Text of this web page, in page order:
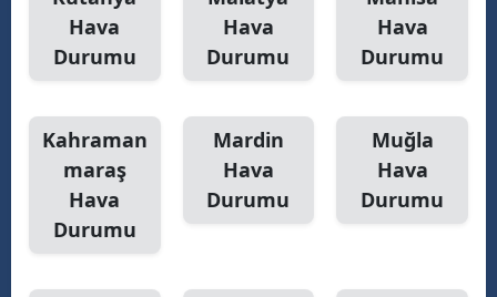
Hava
Durumu
Hava
Durumu
Hava
Durumu
Kahraman
maraş
Hava
Durumu
Mardin
Hava
Durumu
Muğla
Hava
Durumu